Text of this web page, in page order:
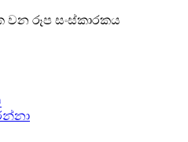
වන රූප සංස්කාරකය